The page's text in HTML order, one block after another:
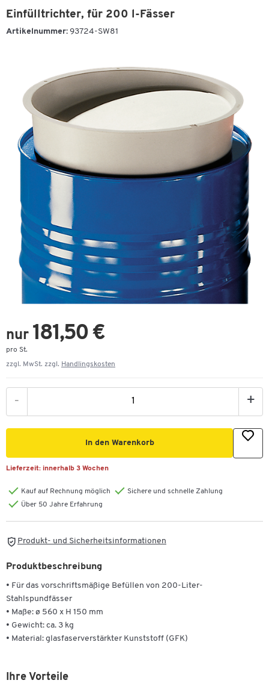
Einfülltrichter, für 200 l-Fässer
Artikelnummer: 93724-SW81
nur 181,50 €
pro St.
zzgl. MwSt. zzgl. Handlingskosten
- +
In den Warenkorb
Lieferzeit: innerhalb 3 Wochen
Kauf auf Rechnung möglich
Sichere und schnelle Zahlung
Über 50 Jahre Erfahrung
Produkt- und Sicherheitsinformationen
Produktbeschreibung
• Für das vorschriftsmäßige Befüllen von 200-Liter-
Stahlspundfässer
• Maße: ø 560 x H 150 mm
• Gewicht: ca. 3 kg
• Material: glasfaserverstärkter Kunststoff (GFK)
Ihre Vorteile